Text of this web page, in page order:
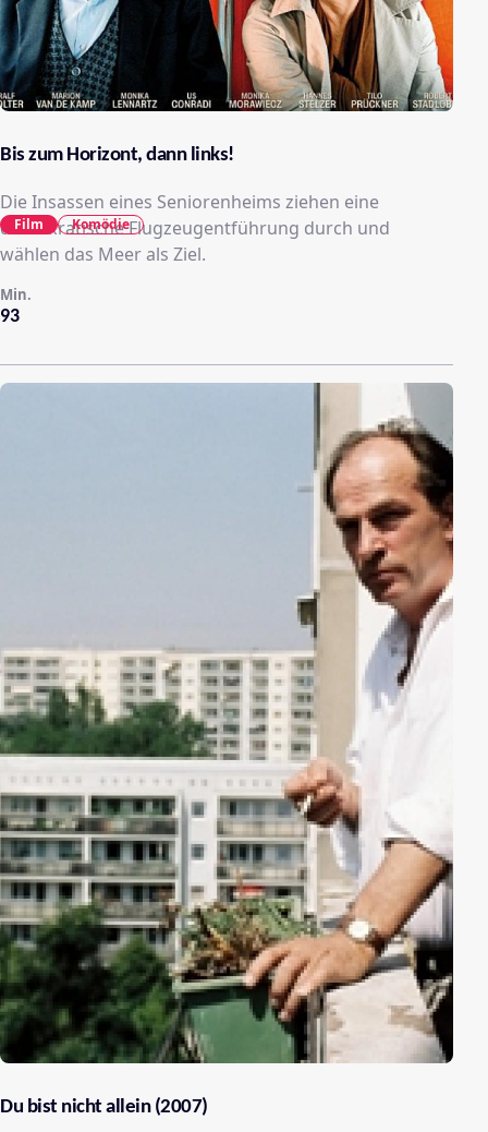
Bis zum Horizont, dann links!
Die Insassen eines Seniorenheims ziehen eine
demokratische Flugzeugentführung durch und
wählen das Meer als Ziel.
93
Min.
Film Komödie
Du bist nicht allein (2007)